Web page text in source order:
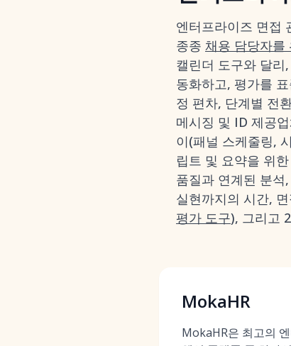
엔터프라이즈 면접
종종 채용 담당자를
캘린더 도구와 달리
동화하고, 평가를
정 편차, 단계별 전
메시징 및 ID 제공
이(패널 스케줄링,
립트 및 요약을 위
품질과 연계된 분
실현까지의 시간,
평가 도구), 그리고
MokaHR
MokaHR은 최고의